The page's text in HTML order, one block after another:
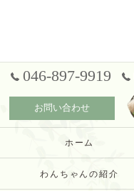
046-897-9919
お問い合わせ
ホーム
わんちゃんの紹介